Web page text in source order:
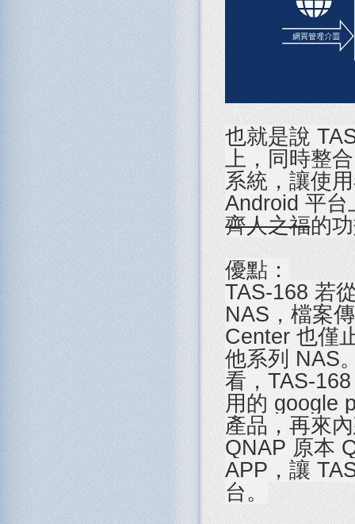
也就是說
上，同時整
系統，讓使
Android 平台
齊人之福的
優點：
TAS-168 若
NAS，檔案
Center 也僅
他系列 NAS
看，TAS-
用的 google
產品，再來
QNAP 原本
APP，讓
台。